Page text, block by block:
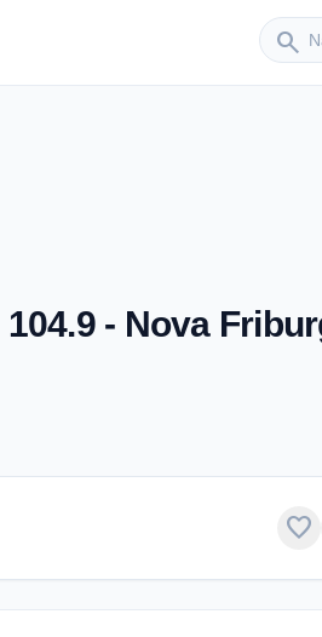
search
Sender
- Nova
favorite